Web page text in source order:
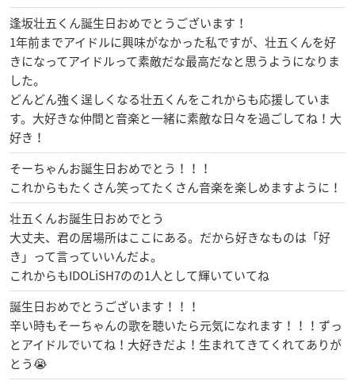
逢坂壮五くん誕生日おめでとうございます！
1年前までアイドルに興味がなかった私ですが、壮五くんを好
きになってアイドルって素敵だな最高だなと思うようになりま
した。
どんどん強く逞しくなる壮五くんをこれからも応援していま
す。大好きな仲間と音楽と一緒に素敵な日々を過ごしてね！大
好き！
そーちゃんお誕生日おめでとう！！！
これからもたくさん笑ってたくさん音楽を楽しめますように！
壮五くんお誕生日おめでとう
大丈夫、君の居場所はここにある。だから好きなものは「好
き」って言っていいんだよ。
これからもIDOLiSH7のの1人として輝いていてね
誕生日おめでとうございます！！！
辛い時もそーちゃんの歌を聴いたら元気になれます！！！ずっ
とアイドルでいてね！大好きだよ！生まれてきてくれてありが
とう😭